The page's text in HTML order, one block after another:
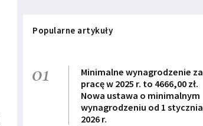
Popularne artykuły
01
Minimalne wynagrodzenie za
pracę w 2025 r. to 4666,00 zł.
Nowa ustawa o minimalnym
wynagrodzeniu od 1 stycznia
2026 r.